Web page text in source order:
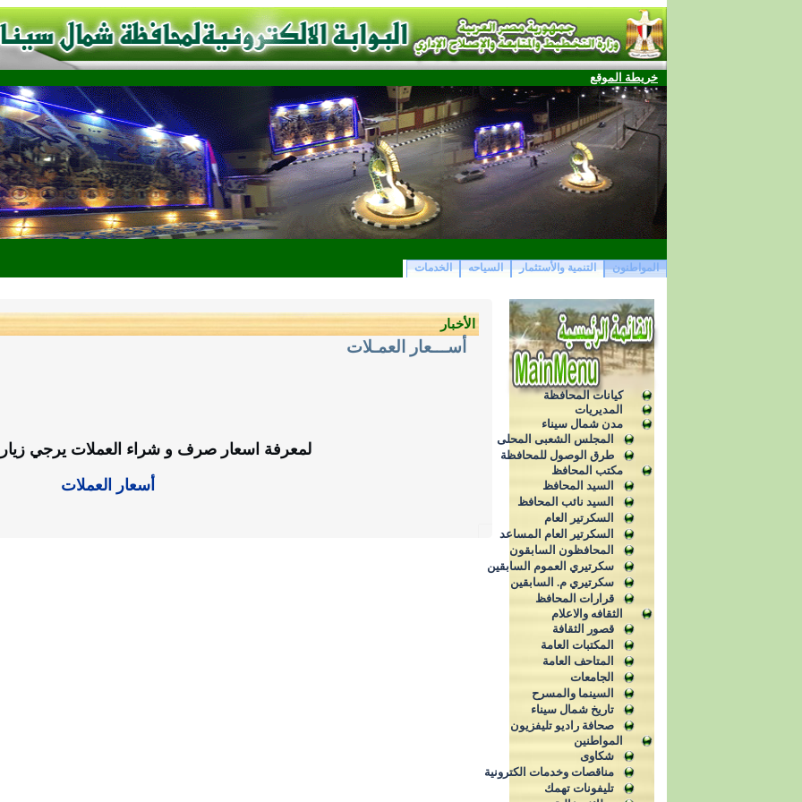
خريطة الموقع
المواطنون التنمية والأستثمار السياحه الخدمات
كيانات المحافظة
المديريات
مدن شمال سيناء
المجلس الشعبى المحلى
طرق الوصول للمحافظة
مكتب المحافظ
السيد المحافظ
السيد نائب المحافظ
السكرتير العام
السكرتير العام المساعد
المحافظون السابقون
سكرتيري العموم السابقين
سكرتيري م. السابقين
قرارات المحافظ
الثقافه والاعلام
قصور الثقافة
المكتبات العامة
المتاحف العامة
الجامعات
السينما والمسرح
تاريخ شمال سيناء
صحافة راديو تليفزيون
المواطنين
شكاوى
مناقصات وخدمات الكترونية
تليفونات تهمك
الأخبار
أســـعار العمـلات
لمعرفة اسعار صرف و شراء العملات يرجي زيارة
أسعار العملات